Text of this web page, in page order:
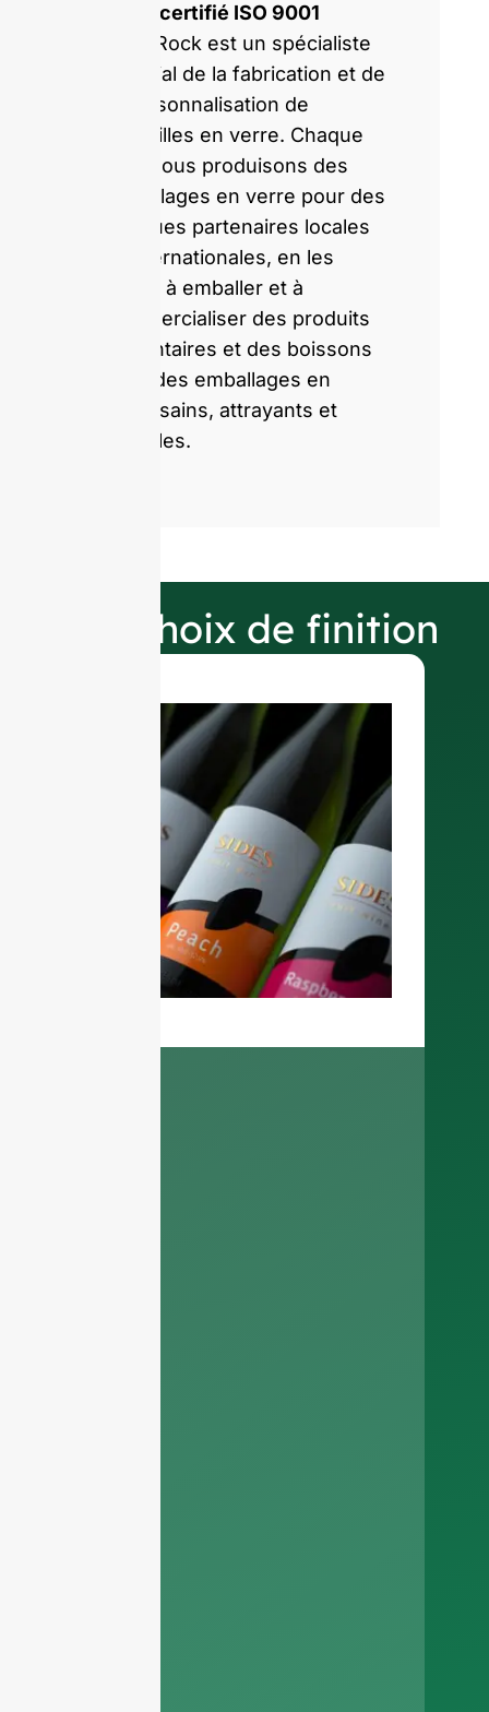
verre certifié ISO 9001
GlassRock est un spécialiste
mondial de la fabrication et de
la personnalisation de
bouteilles en verre. Chaque
jour, nous produisons des
emballages en verre pour des
marques partenaires locales
et internationales, en les
aidant à emballer et à
commercialiser des produits
alimentaires et des boissons
avec des emballages en
verre sains, attrayants et
durables.
Nos choix de finition